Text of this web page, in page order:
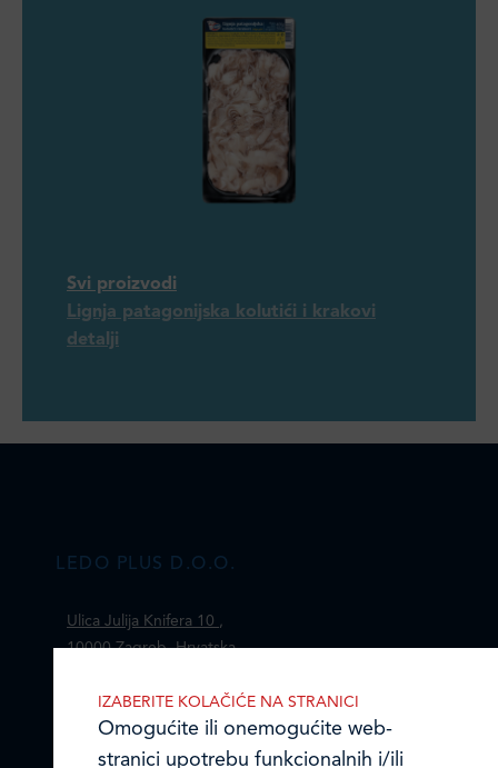
Svi proizvodi
Lignja patagonijska kolutići i krakovi
detalji
LEDO PLUS D.O.O.
Ulica Julija Knifera 10 ,
10000 Zagreb, Hrvatska
Email:ledo@ledo.hr
OIB 07179054100
IZABERITE KOLAČIĆE NA STRANICI
Omogućite ili onemogućite web-
stranici upotrebu funkcionalnih i/ili